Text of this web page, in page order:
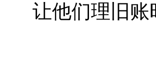
让他们理旧